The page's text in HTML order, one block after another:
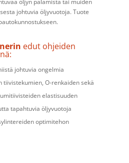
öljyn palamista tai muiden
johtuvia öljyvuotoja. Tuote
edut ohjeiden
johtuvia ongelmia
O-renkaiden sekä
elastisuuden
tapahtuvia öljyvuotoja
optimitehon